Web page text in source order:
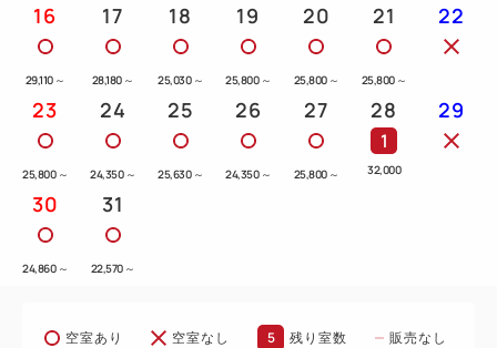
https://www.polamuseum.or.jp/info/access/
16
29,110 ～
17
28,180 ～
18
25,030 ～
19
25,800 ～
20
25,800 ～
21
25,800 ～
22
23
25,800 ～
24
24,350 ～
25
25,630 ～
26
24,350 ～
27
25,800 ～
28
1
32,000
29
30
24,860 ～
31
22,570 ～
空室あり 空室なし 5 残り室数 販売なし